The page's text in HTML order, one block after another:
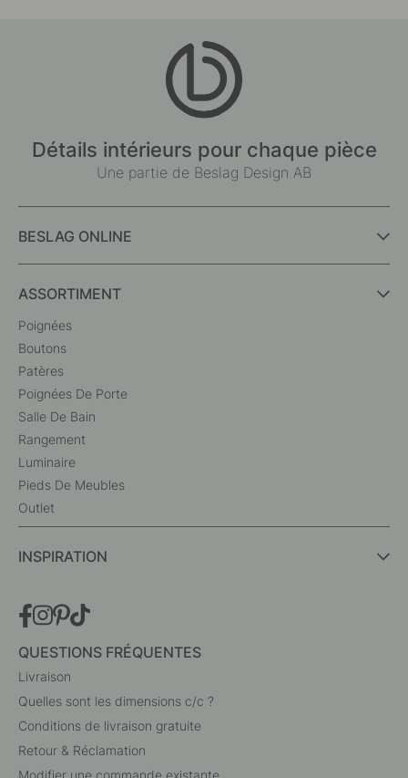
Détails intérieurs pour chaque pièce
Une partie de Beslag Design AB
BESLAG ONLINE
ASSORTIMENT
Poignées
Boutons
Patères
Poignées De Porte
Salle De Bain
Rangement
Luminaire
Pieds De Meubles
Outlet
INSPIRATION
QUESTIONS FRÉQUENTES
Livraison
Quelles sont les dimensions c/c ?
Conditions de livraison gratuite
Retour & Réclamation
Modifier une commande existante